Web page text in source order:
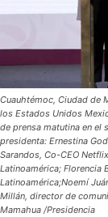
Cuauhtémoc, Ciudad de
los Estados Unidos
de prensa matutina en el
presidenta: Ernestina
Sarandos, Co-CEO
Latinoamérica; Florencia
Latinoamérica;Noemí
Millán, director de
Mamahua /Presidencia